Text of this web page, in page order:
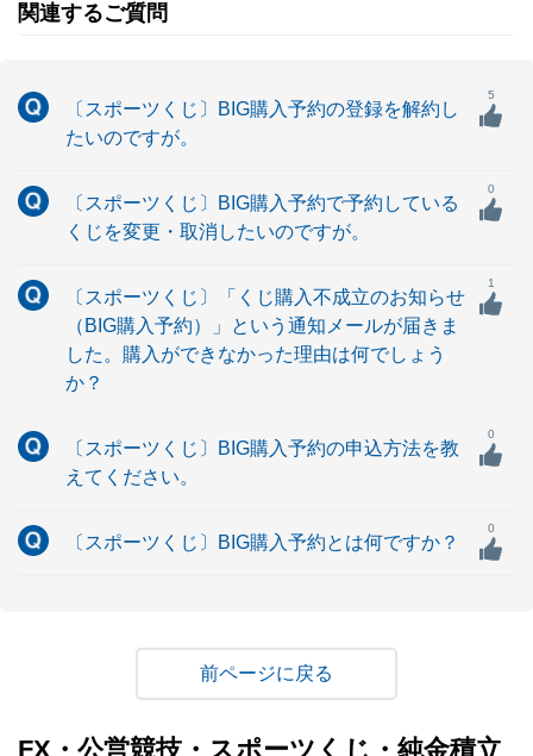
関連するご質問
〔スポーツくじ〕BIG購入予約の登録を解約し
たいのですが。
5
〔スポーツくじ〕BIG購入予約で予約している
くじを変更・取消したいのですが。
0
〔スポーツくじ〕「くじ購入不成立のお知らせ
（BIG購入予約）」という通知メールが届きま
した。購入ができなかった理由は何でしょう
か？
1
〔スポーツくじ〕BIG購入予約の申込方法を教
えてください。
0
〔スポーツくじ〕BIG購入予約とは何ですか？
0
戻る
FX・公営競技・スポーツくじ・純金積立